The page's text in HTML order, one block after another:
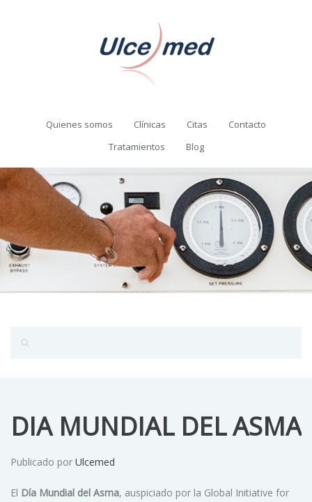
Quienes somos Clínicas Citas
Contacto
Tratamientos
Blog
DIA MUNDIAL DEL ASMA
Publicado por Ulcemed
El Día Mundial del Asma, auspiciado por la Global Initiative for